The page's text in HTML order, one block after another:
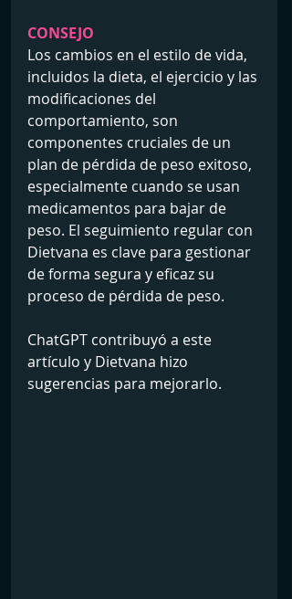
CONSEJO
Los cambios en el estilo de vida,
incluidos la dieta, el ejercicio y las
modificaciones del
comportamiento, son
componentes cruciales de un
plan de pérdida de peso exitoso,
especialmente cuando se usan
medicamentos para bajar de
peso. El seguimiento regular con
Dietvana es clave para gestionar
de forma segura y eficaz su
proceso de pérdida de peso.
ChatGPT contribuyó a este
artículo y Dietvana hizo
sugerencias para mejorarlo.